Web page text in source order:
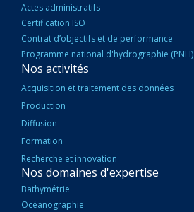
Actes administratifs
Certification ISO
Contrat d’objectifs et de performance
Programme national d'hydrographie (PNH)
Nos activités
Acquisition et traitement des données
Production
Diffusion
Formation
Recherche et innovation
Nos domaines d'expertise
Bathymétrie
Océanographie